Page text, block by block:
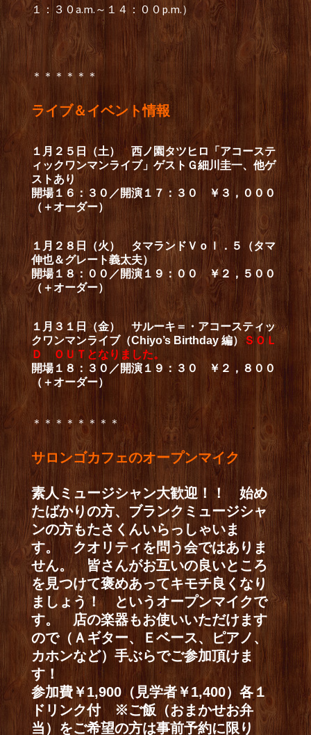
１：３０a.m.～１４：００p.m.）
＊＊＊＊＊＊
ライブ＆イベント情報
１月２５日（土） 西ノ園タツヒロ「アコーステ
ィックワンマンライブ」ゲストＧ細川圭一、他ゲ
ストあり
開場１６：３０／開演１７：３０ ￥３，０００
（＋オーダー）
１月２８日（火） タマランドＶｏｌ．５（タマ
伸也＆グレート義太夫）
開場１８：００／開演１９：００ ￥２，５００
（＋オーダー）
１月３１日（金） サルーキ＝・アコースティッ
クワンマンライブ（Chiyo’s Birthday 編） ＳＯＬ
Ｄ ＯＵＴとなりました。
開場１８：３０／開演１９：３０ ￥２，８００
（＋オーダー）
＊＊＊＊＊＊＊＊
サロンゴカフェのオープンマイク
素人ミュージシャン大歓迎！！ 始め
たばかりの方、ブランクミュージシャ
ンの方もたさくんいらっしゃいま
す。 クオリティを問う会ではありま
せん。 皆さんがお互いの良いところ
を見つけて褒めあってキモチ良くなり
ましょう！ というオープンマイクで
す。 店の楽器もお使いいただけます
ので（Ａギター、Ｅベース、ピアノ、
カホンなど）手ぶらでご参加頂けま
す！
参加費￥1,900（見学者￥1,400）各１
ドリンク付 ※ご飯（おまかせお弁
当）をご希望の方は事前予約に限り